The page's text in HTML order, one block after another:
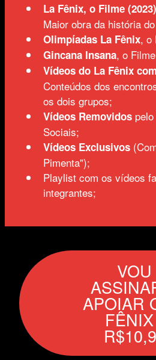
La Fênix, o Filme (2023)
Maior obra da história
Olimpíadas La Fênix, o
Gincana Insana, o
Vídeos do La Fênix
Conteúdos dos
os dois grupos;
Vídeos Removidos
Sociais;
Vídeos Exclusivos
Pimenta");
Playlist com os vídeos
integrantes;
VOU
APOIAR